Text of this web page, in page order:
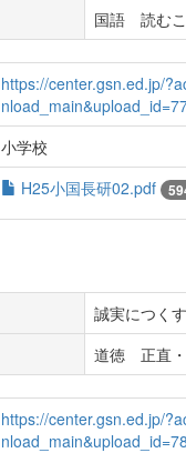
国語 読む
https://center.gsn.ed.jp/
小学校
H25小国長研02.pdf
誠実につくす
道徳 正直
https://center.gsn.ed.jp/